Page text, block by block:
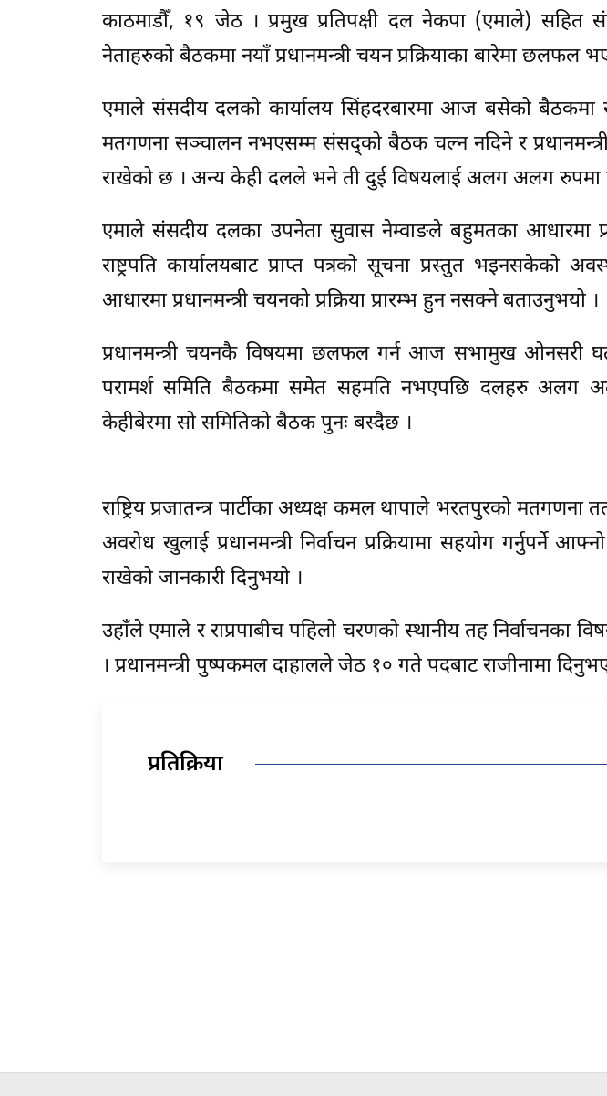
काठमाडौँ, १९ जेठ । प्रमुख प्रतिपक्षी दल नेकपा (एमाले) सहित
नेताहरुको बैठकमा नयाँ प्रधानमन्त्री चयन प्रक्रियाका बारेमा छलफल
एमाले संसदीय दलको कार्यालय सिंहदरबारमा आज बसेको बैठकमा
मतगणना सञ्चालन नभएसम्म संसद्को बैठक चल्न नदिने र प्रधानमन्त्री
राखेको छ । अन्य केही दलले भने ती दुई विषयलाई अलग अलग रुपमा
एमाले संसदीय दलका उपनेता सुवास नेम्वाङले बहुमतका आधारमा
राष्ट्रपति कार्यालयबाट प्राप्त पत्रको सूचना प्रस्तुत भइनसकेको
आधारमा प्रधानमन्त्री चयनको प्रक्रिया प्रारम्भ हुन नसक्ने बताउनुभयो ।
प्रधानमन्त्री चयनकै विषयमा छलफल गर्न आज सभामुख ओनसरी
परामर्श समिति बैठकमा समेत सहमति नभएपछि दलहरु अलग
केहीबेरमा सो समितिको बैठक पुनः बस्दैछ ।
राष्ट्रिय प्रजातन्त्र पार्टीका अध्यक्ष कमल थापाले भरतपुरको
अवरोध खुलाई प्रधानमन्त्री निर्वाचन प्रक्रियामा सहयोग गर्नुपर्ने
राखेको जानकारी दिनुभयो ।
उहाँले एमाले र राप्रपाबीच पहिलो चरणको स्थानीय तह निर्वाचनका
। प्रधानमन्त्री पुष्पकमल दाहालले जेठ १० गते पदबाट राजीनामा
प्रतिक्रिया